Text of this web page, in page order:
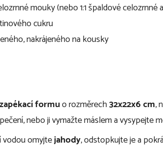
mouky (nebo 1:1 špaldové celozrnné
cukru
nakrájeného na kousky
zapékací formuo rozměrech32x22x6 cm,
nebo ji vymažte máslem a vysypejte
vodou omyjtejahody, odstopkujte je a